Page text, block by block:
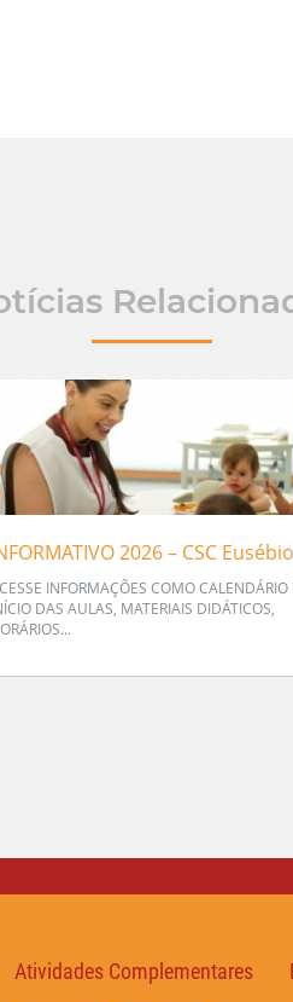
2026 – CSC Eusébio
INFORMAÇÕES COMO CALENDÁRIO
DAS AULAS, MATERIAIS DIDÁTICOS,
Atividades Complementares